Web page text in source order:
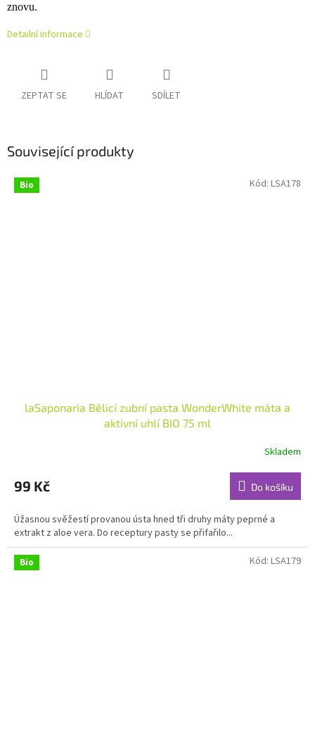
znovu.
Detailní informace
ZEPTAT SE HLÍDAT SDÍLET
Související produkty
Bio
laSaponaria Bělicí zubní pasta WonderWhite máta a
aktivní uhlí BIO 75 ml
produktu
je
z
5
hvězdiček.
Skladem
99 Kč Do košíku
Úžasnou svěžestí provanou ústa hned tři druhy máty peprné a
extrakt z aloe vera. Do receptury pasty se přifařilo...
Kód: LSA178
Bio Kód: LSA179